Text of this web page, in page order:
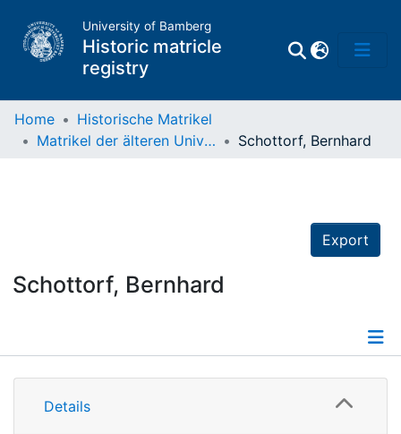
University of Bamberg
Historic matricle
registry
Home
Historische Matrikel
Matrikel der älteren Universität
Schottorf, Bernhard
Export
Schottorf, Bernhard
Details
Details